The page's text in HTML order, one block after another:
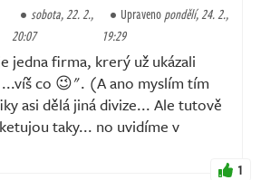
sobota, 22. 2.,
20:07
Upravenopondělí, 24. 2.,
19:29
jedna firma, krerý už ukázali
co 😉". (A ano myslím tím
asi dělá jiná divize... Ale tutově
taky... no uvidíme v
1